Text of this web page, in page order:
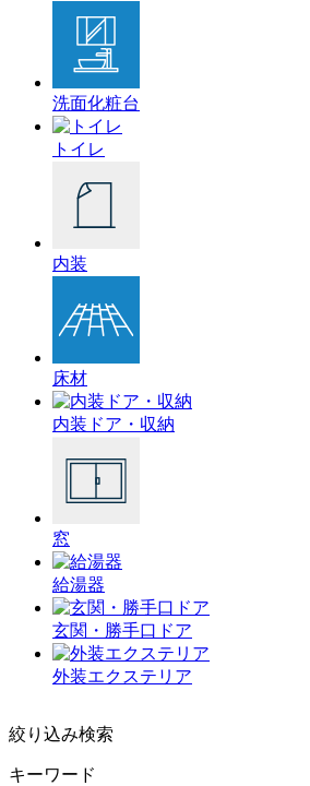
洗面化粧台
トイレ
内装
床材
内装ドア・収納
窓
給湯器
玄関・勝手口ドア
外装エクステリア
絞り込み検索
キーワード